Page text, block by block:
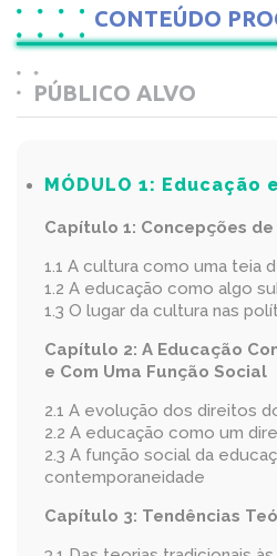
CONTEÚDO
PÚBLICO ALVO
MÓDULO 1: Educação
Capítulo 1: Concepções
1.1 A cultura como uma teia
1.2 A educação como algo
1.3 O lugar da cultura nas
Capítulo 2: A Educação
e Com Uma Função Social
2.1 A evolução dos direitos
2.2 A educação como um
2.3 A função social da
contemporaneidade
Capítulo 3: Tendências